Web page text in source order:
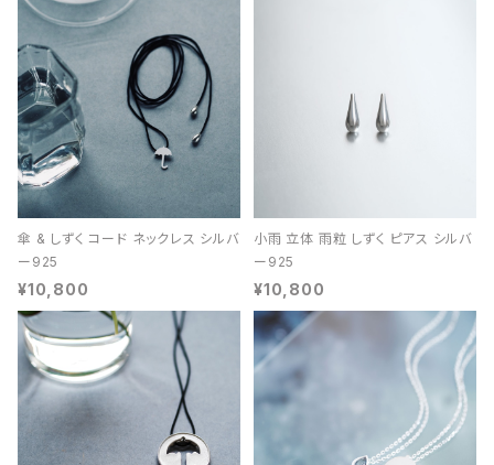
傘 & しずく コード ネックレス シルバ
ー925
¥10,800
小雨 立体 雨粒 しずく ピアス シルバ
ー925
¥10,800